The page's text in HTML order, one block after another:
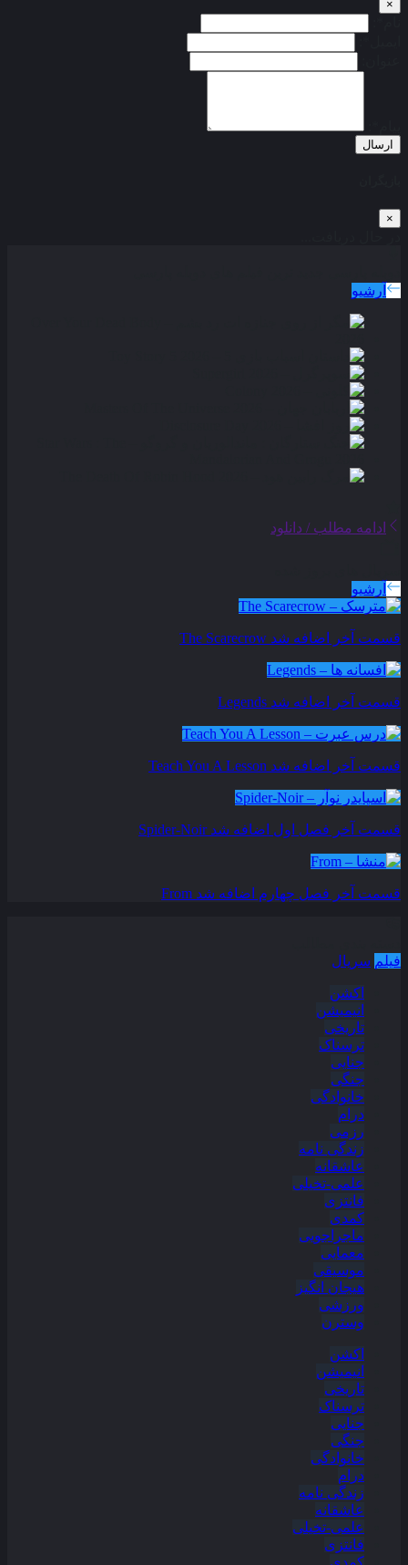
×
ارسال
×
آرشیو
ادامه مطلب / دانلود
آرشیو
قسمت آخر اضافه شد The Scarecrow
قسمت آخر اضافه شد Legends
قسمت آخر اضافه شد Teach You A Lesson
قسمت آخر فصل اول اضافه شد Spider-Noir
قسمت آخر فصل چهارم اضافه شد From
فیلم سریال
اکشن
انیمیشن
تاریخی
ترسناک
جنایی
جنگی
خانوادگی
درام
رزمی
زندگی نامه
عاشقانه
علمی-تخیلی
فانتزی
کمدی
ماجراجویی
معمایی
موسیقی
هیجان انگیز
ورزشی
وسترن
اکشن
انیمیشن
تاریخی
ترسناک
جنایی
جنگی
خانوادگی
درام
زندگی نامه
عاشقانه
علمی-تخیلی
فانتزی
کمدی